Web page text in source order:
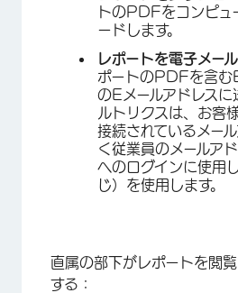
トのPDFをコンピュ
ードします。
レポートを電子メー
ポートのPDFを含む
のEメールアドレスに
ルトリクスは、お客
接続されているメー
く従業員のメールア
へのログインに使用
じ）を使用します。
直属の部下がレポートを閲
する：